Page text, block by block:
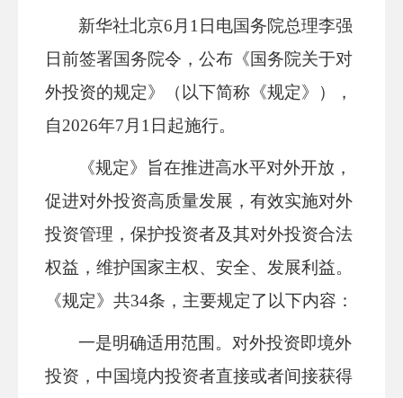
新华社北京6月1日电国务院总理李强
日前签署国务院令，公布《国务院关于对
外投资的规定》（以下简称《规定》），
自2026年7月1日起施行。
《规定》旨在推进高水平对外开放，
促进对外投资高质量发展，有效实施对外
投资管理，保护投资者及其对外投资合法
权益，维护国家主权、安全、发展利益。
《规定》共34条，主要规定了以下内容：
一是明确适用范围。对外投资即境外
投资，中国境内投资者直接或者间接获得